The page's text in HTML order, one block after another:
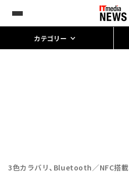
カテゴリー
3色カラバリ、Bluetooth／NFC搭載